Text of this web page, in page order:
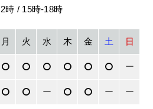
時 / 15時-18時
月 火 水 木 金 土 日
ー
ー ー ー